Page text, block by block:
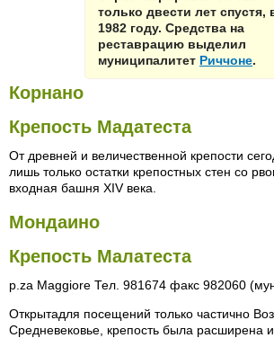
только двести лет спустя,
1982 году. Средства на
реставрацию выделил
муниципалитет Риччоне.
Корнано
Крепость Мадатеста
От древней и величественной крепости
лишь только остатки крепостных стен со
входная башня XIV века.
Мондаино
Крепость Малатеста
p.za Maggiore Тел. 981674 факс 982060
Открытадля посещений только частично
Средневековье, крепость была расширена